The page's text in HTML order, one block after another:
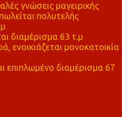
γνώσεις μαγειρικής
πολυτελής
διαμέρισμα 63 τ.μ
ενοικιάζεται μονοκατοικία
επιπλωμένο διαμέρισμα 67